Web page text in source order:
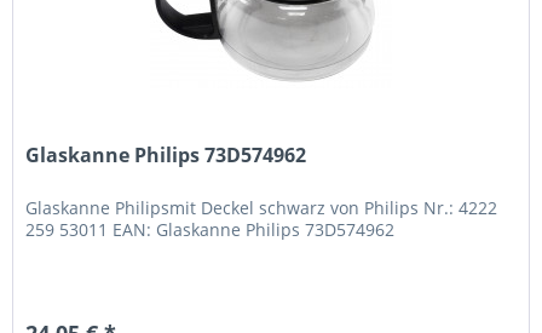
Glaskanne Philips 73D574962
Glaskanne Philipsmit Deckel schwarz von Philips Nr.: 4222
259 53011 EAN: Glaskanne Philips 73D574962